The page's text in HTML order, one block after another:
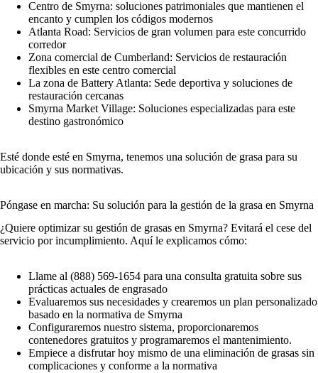
Centro de Smyrna: soluciones patrimoniales que mantienen el
encanto y cumplen los códigos modernos
Atlanta Road: Servicios de gran volumen para este concurrido
corredor
Zona comercial de Cumberland: Servicios de restauración
flexibles en este centro comercial
La zona de Battery Atlanta: Sede deportiva y soluciones de
restauración cercanas
Smyrna Market Village: Soluciones especializadas para este
destino gastronómico
Esté donde esté en Smyrna, tenemos una solución de grasa para su
ubicación y sus normativas.
Póngase en marcha: Su solución para la gestión de la grasa en Smyrna
¿Quiere optimizar su gestión de grasas en Smyrna? Evitará el cese del
servicio por incumplimiento. Aquí le explicamos cómo:
Llame al (888) 569-1654 para una consulta gratuita sobre sus
prácticas actuales de engrasado
Evaluaremos sus necesidades y crearemos un plan personalizado
basado en la normativa de Smyrna
Configuraremos nuestro sistema, proporcionaremos
contenedores gratuitos y programaremos el mantenimiento.
Empiece a disfrutar hoy mismo de una eliminación de grasas sin
complicaciones y conforme a la normativa